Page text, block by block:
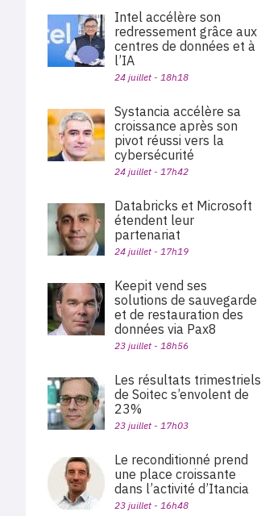
Intel accélère son
redressement grâce aux
centres de données et à
l’IA
24 juillet - 18h18
Systancia accélère sa
croissance après son
pivot réussi vers la
cybersécurité
24 juillet - 17h42
Databricks et Microsoft
étendent leur
partenariat
24 juillet - 17h19
Keepit vend ses
solutions de sauvegarde
et de restauration des
données via Pax8
23 juillet - 18h56
Les résultats trimestriels
de Soitec s’envolent de
23%
23 juillet - 17h03
Le reconditionné prend
une place croissante
dans l’activité d’Itancia
23 juillet - 16h48